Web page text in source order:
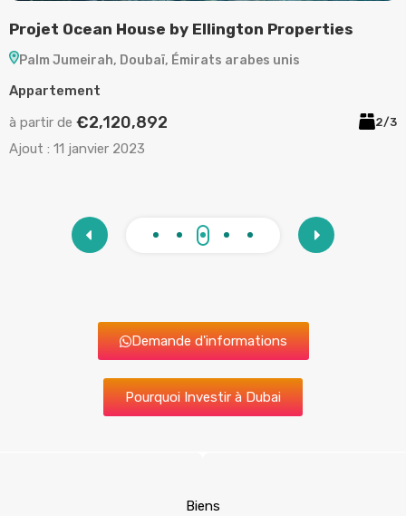
Projet Ocean House by Ellington Properties
Palm Jumeirah, Doubaï, Émirats arabes unis
Appartement
à partir de €2,120,892 2/3
Ajout : 11 janvier 2023
Demande d'informations
Pourquoi Investir à Dubai
Biens